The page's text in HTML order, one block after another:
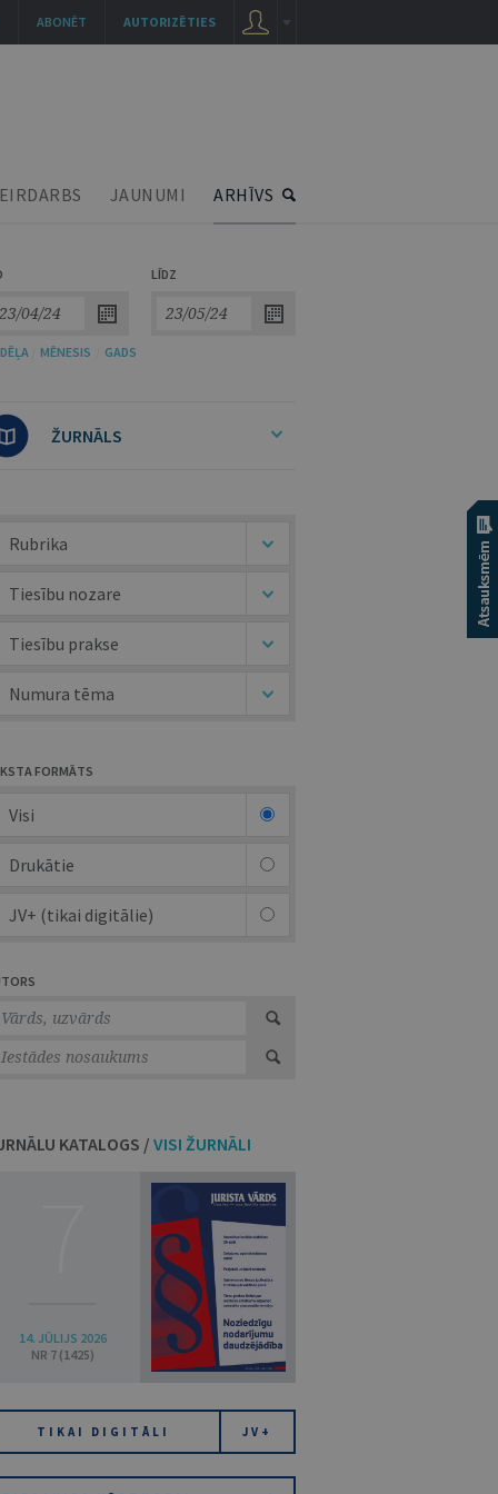
JAUNUMI ARHĪVS
LĪDZ
MĒNESIS GADS
ŽURNĀLS
Rubrika
Tiesību nozare
Tiesību prakse
Numura tēma
FORMĀTS
Visi
Drukātie
JV+ (tikai digitālie)
KATALOGS /VISI ŽURNĀLI
14. JŪLIJS 2026
NR 7 (1425)
TIKAI DIGITĀLI JV+
AUTORIZĒTIES
ABONĒT